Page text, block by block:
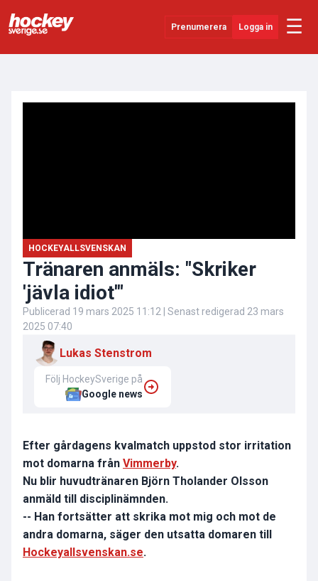
Prenumerera Logga in ☰
HOCKEYALLSVENSKAN
Tränaren anmäls: "Skriker
'jävla idiot'"
Publicerad 19 mars 2025 11:12 | Senast redigerad 23 mars
2025 07:40
Lukas Stenstrom
Följ HockeySverige på
Google news
Efter gårdagens kvalmatch uppstod stor irritation
mot domarna från Vimmerby.
Nu blir huvudtränaren Björn Tholander Olsson
anmäld till disciplinämnden.
-- Han fortsätter att skrika mot mig och mot de
andra domarna, säger den utsatta domaren till
Hockeyallsvenskan.se.